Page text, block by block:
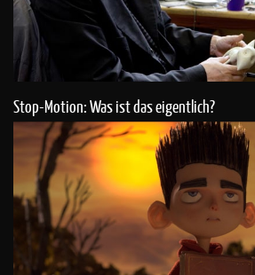
Stop-Motion: Was ist das eigentlich?